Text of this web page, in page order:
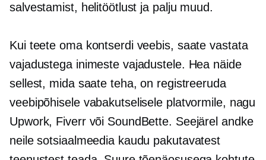
salvestamist, helitöötlust ja palju muud.
Kui teete oma kontserdi veebis, saate vastata
vajadustega inimeste vajadustele. Hea näide
sellest, mida saate teha, on registreeruda
veebipõhisele vabakutselisele platvormile, nagu
Upwork, Fiverr või SoundBette. Seejärel andke
neile sotsiaalmeedia kaudu pakutavatest